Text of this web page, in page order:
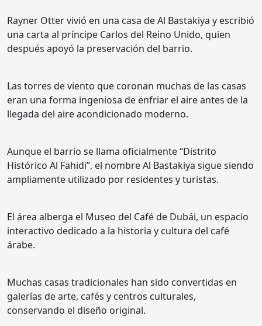
Rayner Otter vivió en una casa de Al Bastakiya y escribió
una carta al príncipe Carlos del Reino Unido, quien
después apoyó la preservación del barrio.
Las torres de viento que coronan muchas de las casas
eran una forma ingeniosa de enfriar el aire antes de la
llegada del aire acondicionado moderno.
Aunque el barrio se llama oficialmente “Distrito
Histórico Al Fahidi”, el nombre Al Bastakiya sigue siendo
ampliamente utilizado por residentes y turistas.
El área alberga el Museo del Café de Dubái, un espacio
interactivo dedicado a la historia y cultura del café
árabe.
Muchas casas tradicionales han sido convertidas en
galerías de arte, cafés y centros culturales,
conservando el diseño original.